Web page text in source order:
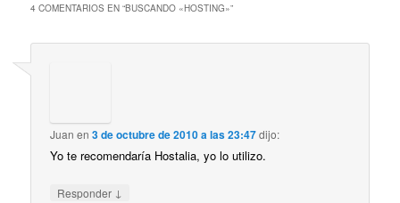
4 COMENTARIOS EN “BUSCANDO «HOSTING»”
Juan en3 de octubre de 2010 a las 23:47dijo:
Yo te recomendaría Hostalia, yo lo utilizo.
Responder ↓